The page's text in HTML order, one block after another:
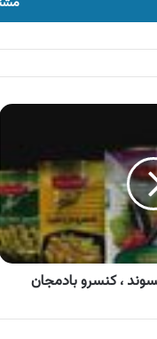
، کنسرو بادمجان